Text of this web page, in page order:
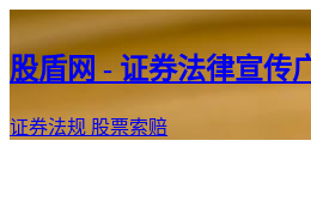
股盾网 - 证券法律宣传
证券法规 股票索赔